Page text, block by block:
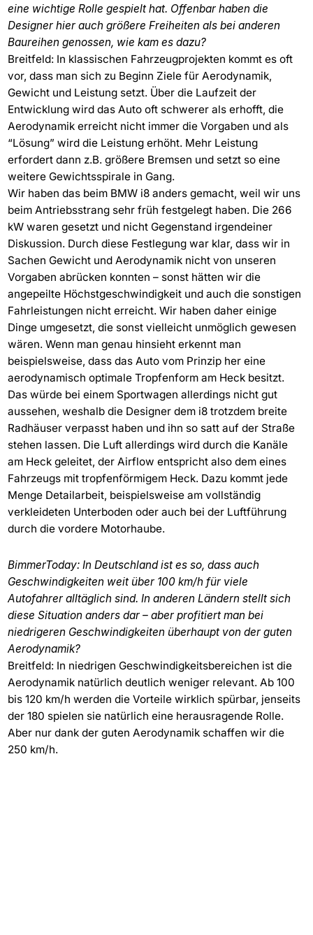
eine wichtige Rolle gespielt hat. Offenbar haben die
Designer hier auch größere Freiheiten als bei anderen
Baureihen genossen, wie kam es dazu?
Breitfeld: In klassischen Fahrzeugprojekten kommt es oft
vor, dass man sich zu Beginn Ziele für Aerodynamik,
Gewicht und Leistung setzt. Über die Laufzeit der
Entwicklung wird das Auto oft schwerer als erhofft, die
Aerodynamik erreicht nicht immer die Vorgaben und als
“Lösung” wird die Leistung erhöht. Mehr Leistung
erfordert dann z.B. größere Bremsen und setzt so eine
weitere Gewichtsspirale in Gang.
Wir haben das beim BMW i8 anders gemacht, weil wir uns
beim Antriebsstrang sehr früh festgelegt haben. Die 266
kW waren gesetzt und nicht Gegenstand irgendeiner
Diskussion. Durch diese Festlegung war klar, dass wir in
Sachen Gewicht und Aerodynamik nicht von unseren
Vorgaben abrücken konnten – sonst hätten wir die
angepeilte Höchstgeschwindigkeit und auch die sonstigen
Fahrleistungen nicht erreicht. Wir haben daher einige
Dinge umgesetzt, die sonst vielleicht unmöglich gewesen
wären. Wenn man genau hinsieht erkennt man
beispielsweise, dass das Auto vom Prinzip her eine
aerodynamisch optimale Tropfenform am Heck besitzt.
Das würde bei einem Sportwagen allerdings nicht gut
aussehen, weshalb die Designer dem i8 trotzdem breite
Radhäuser verpasst haben und ihn so satt auf der Straße
stehen lassen. Die Luft allerdings wird durch die Kanäle
am Heck geleitet, der Airflow entspricht also dem eines
Fahrzeugs mit tropfenförmigem Heck. Dazu kommt jede
Menge Detailarbeit, beispielsweise am vollständig
verkleideten Unterboden oder auch bei der Luftführung
durch die vordere Motorhaube.
BimmerToday: In Deutschland ist es so, dass auch
Geschwindigkeiten weit über 100 km/h für viele
Autofahrer alltäglich sind. In anderen Ländern stellt sich
diese Situation anders dar – aber profitiert man bei
niedrigeren Geschwindigkeiten überhaupt von der guten
Aerodynamik?
Breitfeld: In niedrigen Geschwindigkeitsbereichen ist die
Aerodynamik natürlich deutlich weniger relevant. Ab 100
bis 120 km/h werden die Vorteile wirklich spürbar, jenseits
der 180 spielen sie natürlich eine herausragende Rolle.
Aber nur dank der guten Aerodynamik schaffen wir die
250 km/h.